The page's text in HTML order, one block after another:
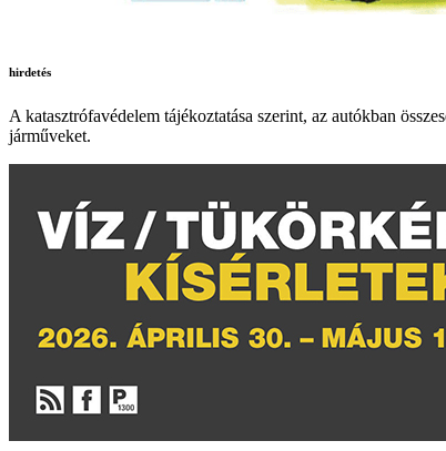
hirdetés
A katasztrófavédelem tájékoztatása szerint, az autókban
járműveket.